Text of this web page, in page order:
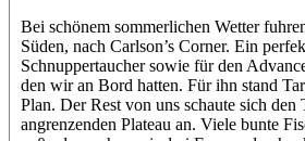
Bei schönem sommerlichen Wetter
Süden, nach Carlson’s Corner. Ein
Schnuppertaucher sowie für den
den wir an Bord hatten. Für ihn stand
Plan. Der Rest von uns schaute sich den
angrenzenden Plateau an. Viele bunte